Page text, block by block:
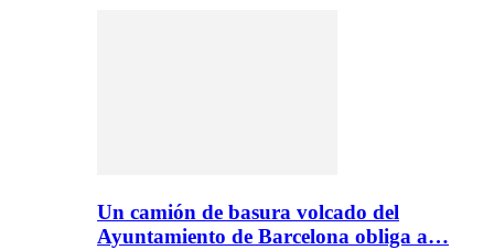
Un camión de basura volcado del
Ayuntamiento de Barcelona obliga a…